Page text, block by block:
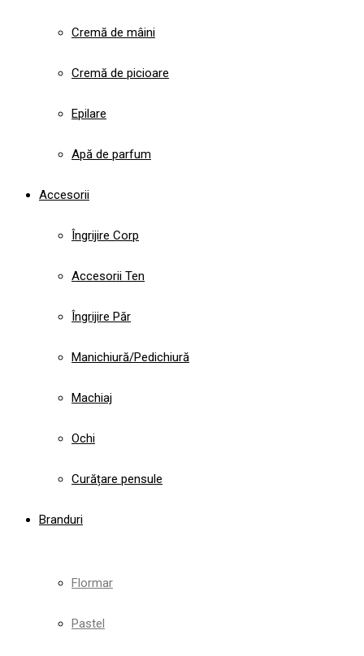
Cremă de mâini
Cremă de picioare
Epilare
Apă de parfum
Accesorii
Îngrijire Corp
Accesorii Ten
Îngrijire Păr
Manichiură/Pedichiură
Machiaj
Ochi
Curățare pensule
Branduri
Flormar
Pastel